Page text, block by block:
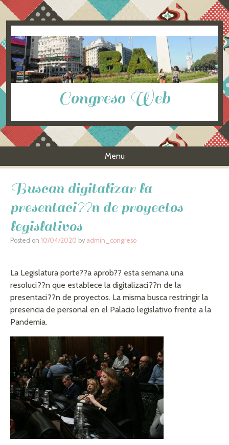
Congreso Web
Menu
Buscan digitalizar la
presentaci??n de proyectos
legislativos
Posted on 10/04/2020 by admin_congreso
La Legislatura porte??a aprob?? esta semana una
resoluci??n que establece la digitalizaci??n de la
presentaci??n de proyectos. La misma busca restringir la
presencia de personal en el Palacio legislativo frente a la
Pandemia.